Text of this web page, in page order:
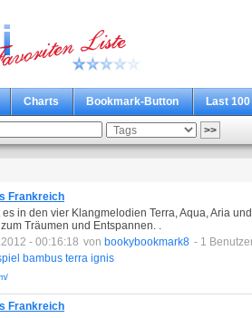
Charts Bookmark-Button Last 100
Frankreich
in den vier Klangmelodien Terra, Aqua, Aria
Träumen und Entspannen. .
- 00:16:18 von bookybookmark8 - 1
bambus terra ignis
Frankreich